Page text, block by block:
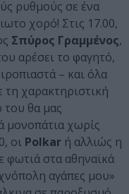
ρυθμούς σε ένα
χορό! Στις 17.00,
Σπύρος Γραμμένος,
αρέσει το φαγητό,
– και όλα
χαρακτηριστική
του θα μας
μονοπάτια χωρίς
οι Polkar ή αλλιώς η
στα αθηναϊκά
αγάπες μου»